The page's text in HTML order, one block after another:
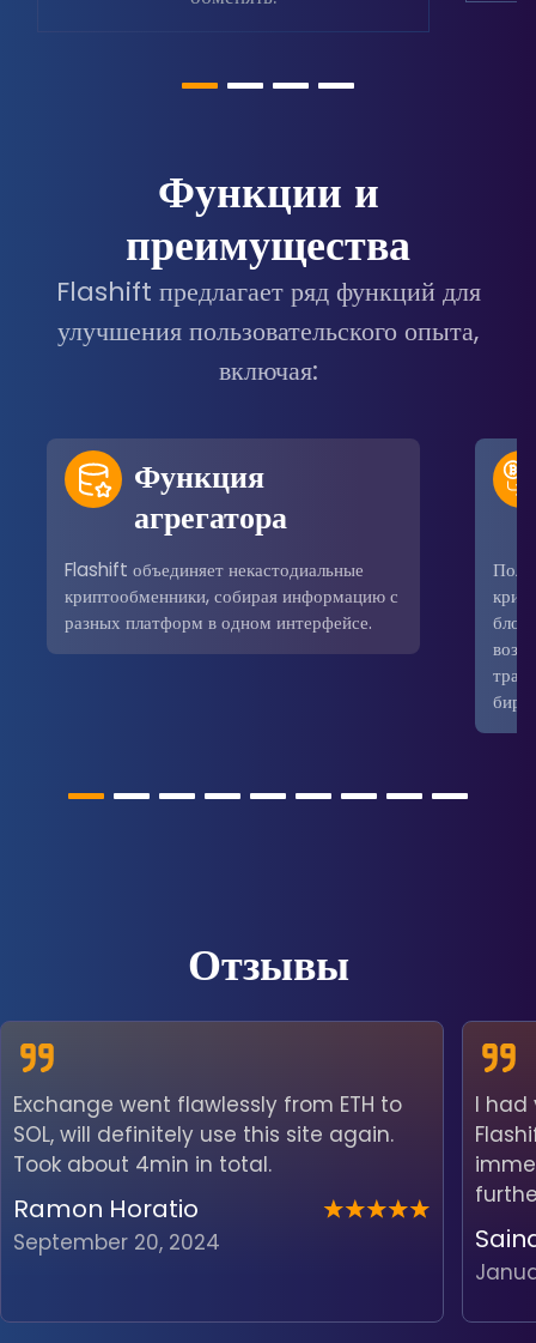
Функции и
преимущества
Flashift предлагает ряд функций для
улучшения пользовательского опыта,
включая:
Функция
агрегатора
Flashift объединяет некастодиальные
криптообменники, собирая информацию с
разных платформ в одном интерфейсе.
Отзывы
Exchange went flawlessly from ETH to
SOL, will definitely use this site again.
Took about 4min in total.
Ramon Horatio
September 20, 2024
I had